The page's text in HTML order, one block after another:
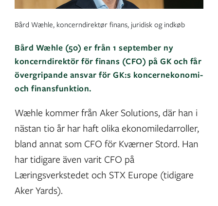
Bård Wæhle, koncerndirektør finans, juridisk og indkøb
Bård Wæhle (50) er från 1 september ny
koncerndirektör för finans (CFO) på GK och får
övergripande ansvar för GK:s koncernekonomi-
och finansfunktion.
Wæhle kommer från Aker Solutions, där han i
nästan tio år har haft olika ekonomiledarroller,
bland annat som CFO för Kværner Stord. Han
har tidigare även varit CFO på
Læringsverkstedet och STX Europe (tidigare
Aker Yards).